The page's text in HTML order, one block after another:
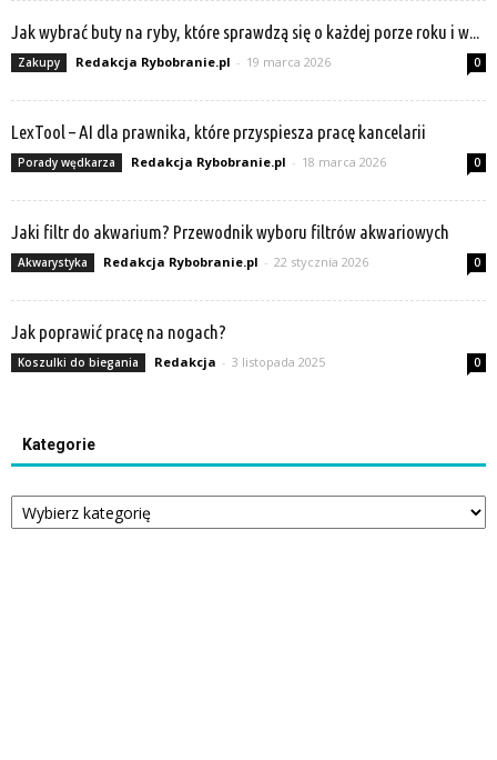
Jak wybrać buty na ryby, które sprawdzą się o każdej porze roku i w...
Zakupy Redakcja Rybobranie.pl - 19 marca 2026 0
LexTool – AI dla prawnika, które przyspiesza pracę kancelarii
Porady wędkarza Redakcja Rybobranie.pl - 18 marca 2026 0
Jaki filtr do akwarium? Przewodnik wyboru filtrów akwariowych
Akwarystyka Redakcja Rybobranie.pl - 22 stycznia 2026 0
Jak poprawić pracę na nogach?
Koszulki do biegania Redakcja - 3 listopada 2025 0
Kategorie
Kategorie